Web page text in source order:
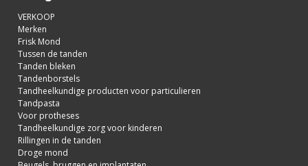
VERKOOP
Merken
Frisk Mond
Tussen de tanden
Tanden bleken
Tandenborstels
Tandheelkundige producten voor particulieren
Tandpasta
Voor protheses
Tandheelkundige zorg voor kinderen
Rillingen in de tanden
Droge mond